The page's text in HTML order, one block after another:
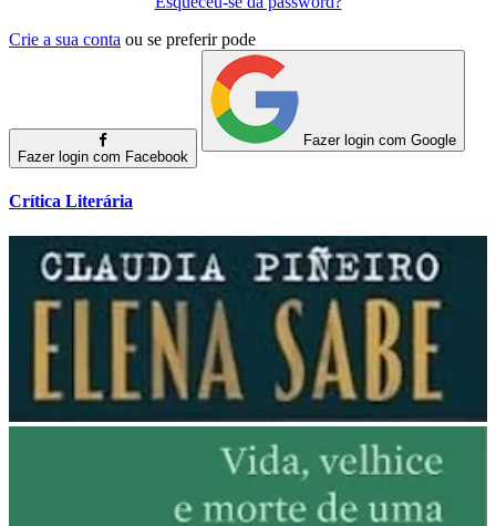
Crie a sua conta ou se preferir pode
Fazer login com Facebook
Fazer login com Google
Crítica Literária